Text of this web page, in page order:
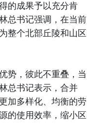
的成果予以充分肯
总书记强调，在当前
整个北部丘陵和山区
势，彼此不重叠，当
总书记表示，合并
加多样化、均衡的劳
的使用效率，缩小区